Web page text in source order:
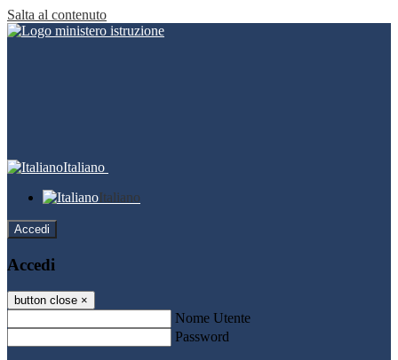
Salta al contenuto
Italiano
Italiano
Accedi
Accedi
button close ×
Nome Utente
Password